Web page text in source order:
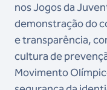
nos Jogos da
demonstração do
e transparência,
cultura de
Movimento